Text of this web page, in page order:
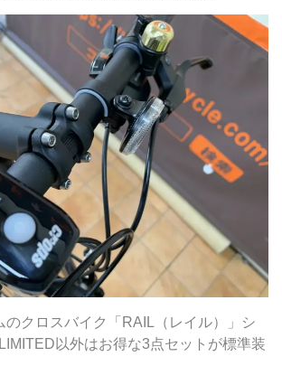
のクロスバイク「RAIL（レイル）」シ
以外はお得な3点セットが標準装